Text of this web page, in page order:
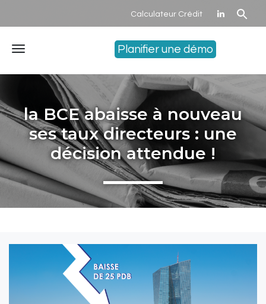
Calculateur Crédit
Planifier une démo
Menu
la BCE abaisse à nouveau
ses taux directeurs : une
décision attendue !